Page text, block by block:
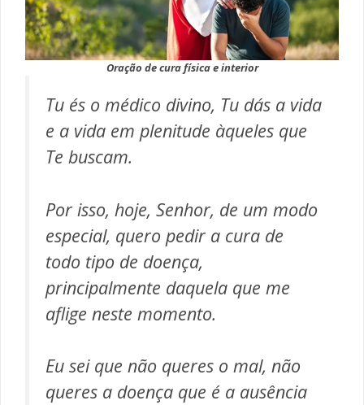
Oração de cura física e interior
Tu és o médico divino, Tu dás a vida
e a vida em plenitude àqueles que
Te buscam.
Por isso, hoje, Senhor, de um modo
especial, quero pedir a cura de
todo tipo de doença,
principalmente daquela que me
aflige neste momento.
Eu sei que não queres o mal, não
queres a doença que é a ausência